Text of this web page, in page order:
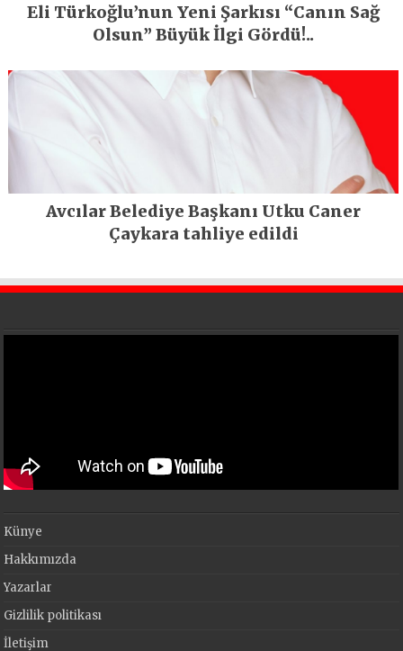
Eli Türkoğlu’nun Yeni Şarkısı “Canın Sağ
Olsun” Büyük İlgi Gördü!..
Avcılar Belediye Başkanı Utku Caner
Çaykara tahliye edildi
Künye
Hakkımızda
Yazarlar
Gizlilik politikası
İletişim